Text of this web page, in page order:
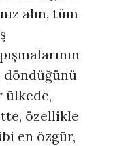
alın, tüm
döndüğünü
ülkede,
özellikle
en özgür,